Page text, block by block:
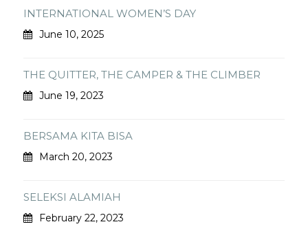
INTERNATIONAL WOMEN’S DAY
June 10, 2025
THE QUITTER, THE CAMPER & THE CLIMBER
June 19, 2023
BERSAMA KITA BISA
March 20, 2023
SELEKSI ALAMIAH
February 22, 2023